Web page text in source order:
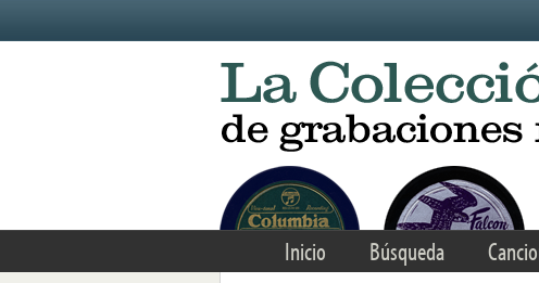
Inicio Búsqueda